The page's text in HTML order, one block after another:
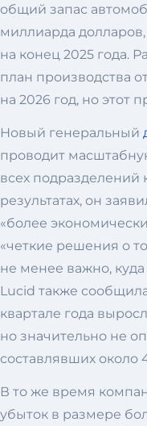
общий запас
миллиарда
на конец 2025 года.
план производства
на 2026 год, но этот
Новый генеральный
проводит
всех
результатах, он
«более
«четкие решения о
не менее важно,
Lucid также
квартале года
но значительно не
составлявших около
В то же время
убыток в размере